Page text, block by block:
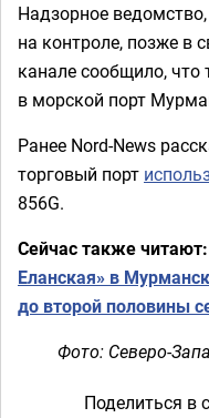
Надзорное
на контроле, позже в
канале сообщило, что
в морской порт
Ранее Nord-News
торговый порт
856G.
Сейчас также читают:
Еланская» в
до второй половины
Фото: Северо-
Поделиться в